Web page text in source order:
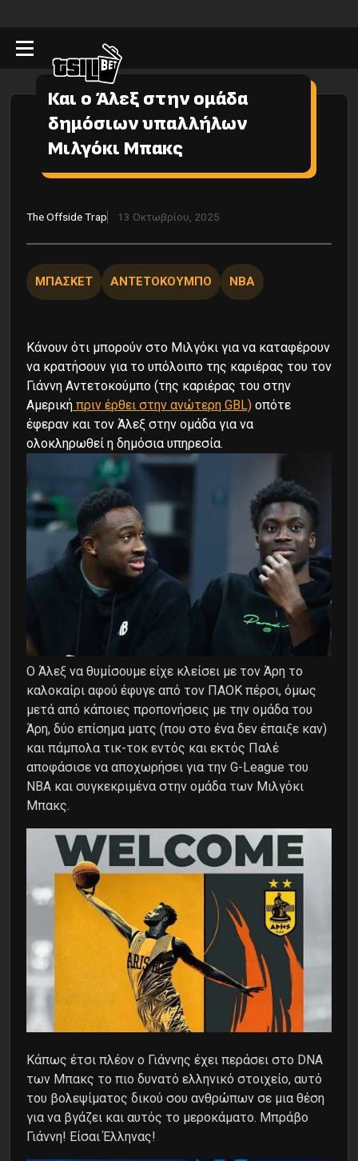
Και ο Άλεξ στην ομάδα
δημόσιων υπαλλήλων
Μιλγόκι Μπακς
The Οffside Τrap 13 Οκτωβρίου, 2025
ΜΠΑΣΚΕΤ ΑΝΤΕΤΟΚΟΥΜΠΟ NBA
Κάνουν ότι μπορούν στο Μιλγόκι για να καταφέρουν
να κρατήσουν για το υπόλοιπο της καριέρας του τον
Γιάννη Αντετοκούμπο (της καριέρας του στην
Αμερική πριν έρθει στην ανώτερη GBL) οπότε
έφεραν και τον Άλεξ στην ομάδα για να
ολοκληρωθεί η δημόσια υπηρεσία.
Ο Άλεξ να θυμίσουμε είχε κλείσει με τον Άρη το
καλοκαίρι αφού έφυγε από τον ΠΑΟΚ πέρσι, όμως
μετά από κάποιες προπονήσεις με την ομάδα του
Άρη, δύο επίσημα ματς (που στο ένα δεν έπαιξε καν)
και πάμπολα τικ-τοκ εντός και εκτός Παλέ
αποφάσισε να αποχωρήσει για την G-League του
NBA και συγκεκριμένα στην ομάδα των Μιλγόκι
Μπακς.
Κάπως έτσι πλέον ο Γιάννης έχει περάσει στο DNA
των Μπακς το πιο δυνατό ελληνικό στοιχείο, αυτό
του βολεψίματος δικού σου ανθρώπων σε μια θέση
για να βγάζει και αυτός το μεροκάματο. Μπράβο
Γιάννη! Είσαι Έλληνας!